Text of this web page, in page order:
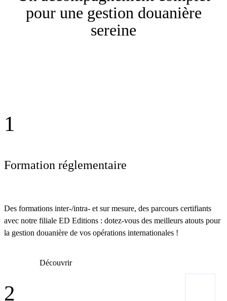
pour une gestion douanière
sereine
1
Formation réglementaire
Des formations inter-/intra- et sur mesure, des parcours certifiants
avec notre filiale ED Editions : dotez-vous des meilleurs atouts pour
la gestion douanière de vos opérations internationales !
Découvrir
2